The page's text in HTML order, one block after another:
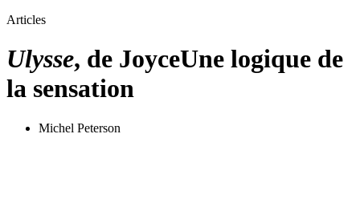
Articles
Ulysse, de JoyceUne logique de
la sensation
Michel Peterson